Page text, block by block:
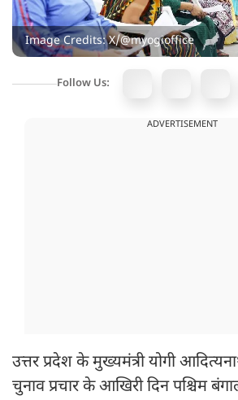
Image Credits: X/@myogioffice
Follow Us:
ADVERTISEMENT
उत्तर प्रदेश के मुख्यमंत्री योगी
चुनाव प्रचार के आखिरी दिन पश्चिम